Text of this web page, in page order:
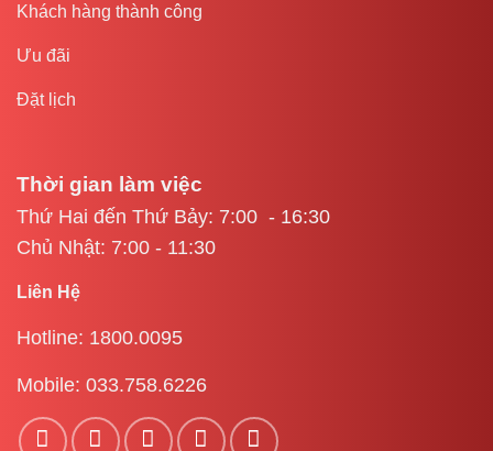
Khách hàng thành công
Ưu đãi
Đặt lịch
Thời gian làm việc
Thứ Hai đến Thứ Bảy: 7:00 - 16:30
Chủ Nhật: 7:00 - 11:30
Liên Hệ
Hotline: 1800.0095
Mobile: 033.758.6226